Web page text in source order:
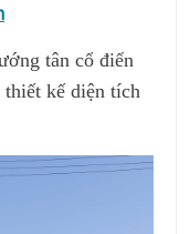
tân cổ điển
thiết kế diện tích